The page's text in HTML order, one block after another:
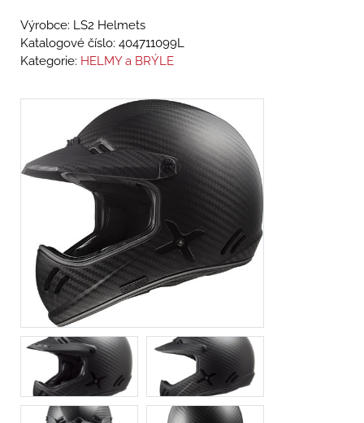
Výrobce: LS2 Helmets
Katalogové číslo: 404711099L
Kategorie: HELMY a BRÝLE